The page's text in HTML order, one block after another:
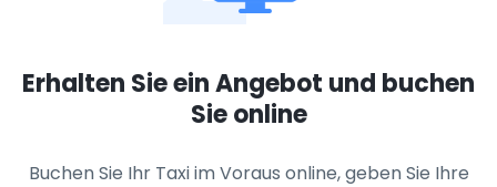
Erhalten Sie ein Angebot und buchen
Sie online
Buchen Sie Ihr Taxi im Voraus online, geben Sie Ihre